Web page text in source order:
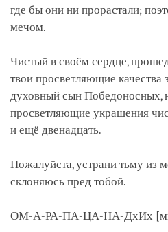
где бы они ни прорастали;
мечом.
Чистый в своём сердце,
твои просветляющие качества
духовный сын Победоносных,
просветляющие украшения
и ещё двенадцать.
Пожалуйста, устрани тьму из
склоняюсь пред тобой.
ОМ-А-РА-ПА-ЦА-НА-ДхИх